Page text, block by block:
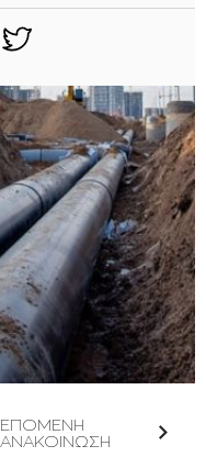
ΕΠΟΜΕΝΗ
ΑΝΑΚΟΙΝΩΣΗ